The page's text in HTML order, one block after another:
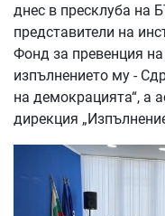
днес в пресклуба на
представители на
Фонд за превенция
изпълнението му -
на демокрацията“, а
дирекция